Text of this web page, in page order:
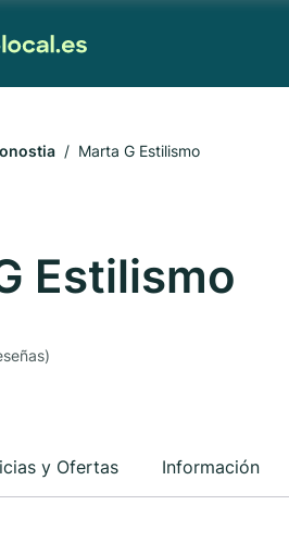
Marta G Estilismo
Estilismo
y Ofertas Información